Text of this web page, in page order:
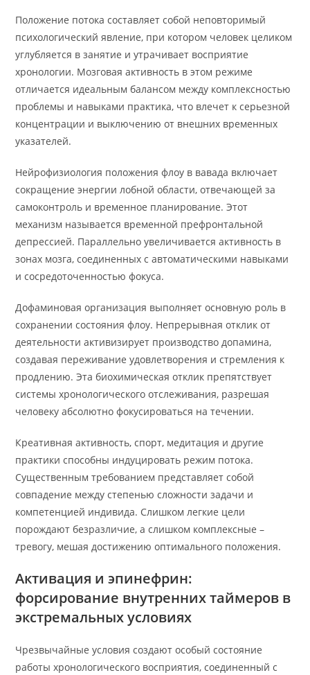
Положение потока составляет собой неповторимый
психологический явление, при котором человек целиком
углубляется в занятие и утрачивает восприятие
хронологии. Мозговая активность в этом режиме
отличается идеальным балансом между комплексностью
проблемы и навыками практика, что влечет к серьезной
концентрации и выключению от внешних временных
указателей.
Нейрофизиология положения флоу в вавада включает
сокращение энергии лобной области, отвечающей за
самоконтроль и временное планирование. Этот
механизм называется временной префронтальной
депрессией. Параллельно увеличивается активность в
зонах мозга, соединенных с автоматическими навыками
и сосредоточенностью фокуса.
Дофаминовая организация выполняет основную роль в
сохранении состояния флоу. Непрерывная отклик от
деятельности активизирует производство допамина,
создавая переживание удовлетворения и стремления к
продлению. Эта биохимическая отклик препятствует
системы хронологического отслеживания, разрешая
человеку абсолютно фокусироваться на течении.
Креативная активность, спорт, медитация и другие
практики способны индуцировать режим потока.
Существенным требованием представляет собой
совпадение между степенью сложности задачи и
компетенцией индивида. Слишком легкие цели
порождают безразличие, а слишком комплексные –
тревогу, мешая достижению оптимального положения.
Активация и эпинефрин:
форсирование внутренних таймеров в
экстремальных условиях
Чрезвычайные условия создают особый состояние
работы хронологического восприятия, соединенный с